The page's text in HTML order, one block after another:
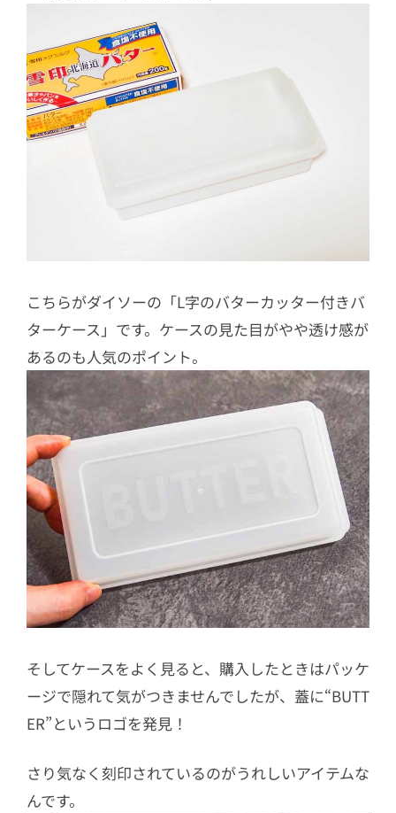
こちらがダイソーの「L字のバターカッター付きバ
ターケース」です。ケースの見た目がやや透け感が
あるのも人気のポイント。
そしてケースをよく見ると、購入したときはパッケ
ージで隠れて気がつきませんでしたが、蓋に“BUTT
ER”というロゴを発見！
さり気なく刻印されているのがうれしいアイテムな
んです。